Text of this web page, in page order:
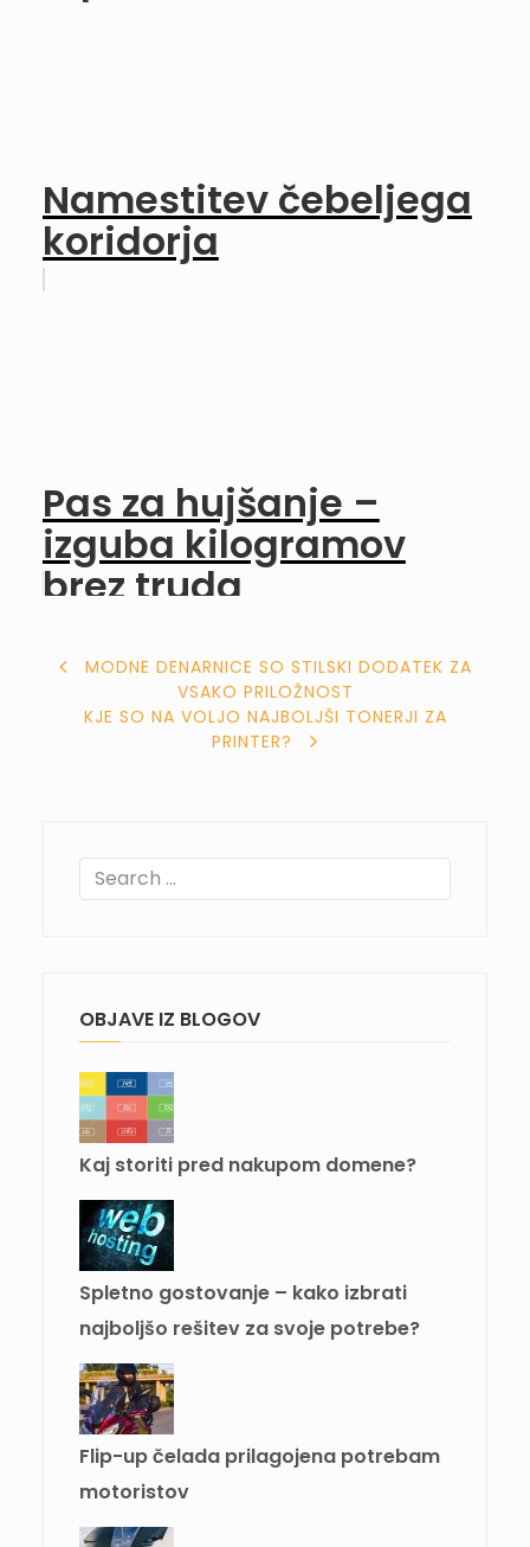
Namestitev čebeljega
koridorja
Pas za hujšanje –
izguba kilogramov
brez truda
NAVIGACIJA
PRISPEVKA
MODNE DENARNICE SO STILSKI DODATEK ZA
VSAKO PRILOŽNOST
KJE SO NA VOLJO NAJBOLJŠI TONERJI ZA
PRINTER?
OBJAVE IZ BLOGOV
Kaj storiti pred nakupom domene?
Spletno gostovanje – kako izbrati
najboljšo rešitev za svoje potrebe?
Flip-up čelada prilagojena potrebam
motoristov